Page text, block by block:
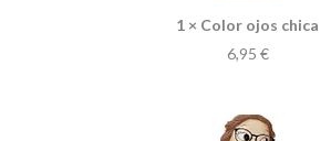
1 × Color ojos chica
6,95 €